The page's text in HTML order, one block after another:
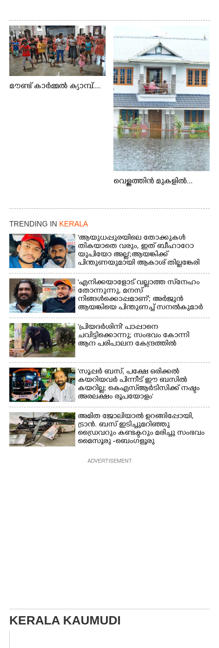
മൗണ്ട് കാർമ്മൽ ക്യാമ്പ്....
വെള്ളത്തിൻ മുകളിൽ...
TRENDING IN KERALA
'ആയുധപ്പുരയിലെ തോക്കുകൾ
തികയാതെ വരും, ഇത് ബീഹാറോ
യുപിയോ അല്ല';ആയങ്കിക്ക്
പിന്തുണയുമായി ആകാശ് തില്ലങ്കേരി
'എനിക്കയാളോട് വല്ലാത്ത സ്‌നേഹം
തോന്നുന്നു, മനസ്
നിങ്ങൾക്കൊപ്പമാണ്'; അർജുൻ
ആയങ്കിയെ പിന്തുണച്ച് സനൽകുമാർ
'പ്രിയദർശിനി' പാപ്പാനെ
ചവിട്ടിക്കൊന്നു; സംഭവം കോന്നി
ആന പരിപാലന കേന്ദ്രത്തിൽ
'സൂപ്പർ ബസ്, പക്ഷേ ഒരിക്കൽ
കയറിയവർ പിന്നീട് ഈ ബസിൽ
കയറില്ല; കെഎസ്ആർടിസിക്ക് നഷ്ടം
അരലക്ഷം രൂപയോളം'
അമിത ജോലിയാൽ ഉറങ്ങിപ്പോയി,
ട്രാൻ. ബസ് ഇടിച്ചുമറിഞ്ഞു
ഡ്രൈവറും കണ്ടക്ടറും മരിച്ചു സംഭവം
മൈസൂരു -ബെംഗളൂരു
നാലു പേരുടെ നില ഗുരുതരം
ADVERTISEMENT
KERALA KAUMUDI